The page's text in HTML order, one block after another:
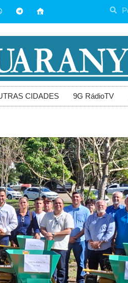
CIDADES 9G RádioTV